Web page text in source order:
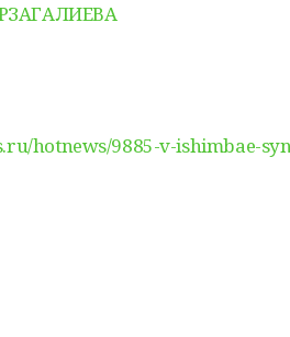
hotnews/9885-v-ishimbae-